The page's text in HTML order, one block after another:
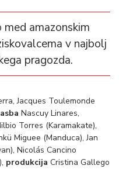
amazonskim
v najbolj
pragozda.
Jacques Toulemonde
Nascuy Linares,
Torres (Karamakate),
Miguee (Manduca), Jan
Nicolás Cancino
produkcija Cristina Gallego